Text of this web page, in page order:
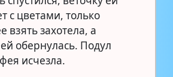
с цветами, только
захотела, а
обернулась. Подул
исчезла.